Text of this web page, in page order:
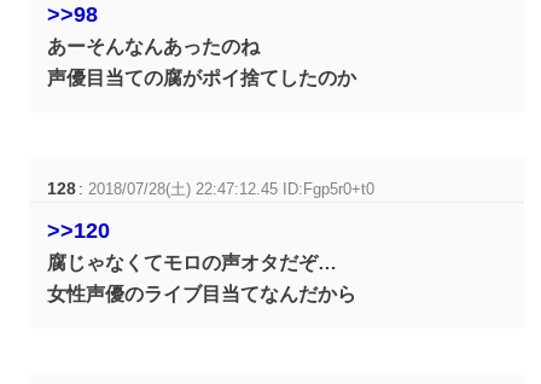
>>98
あーそんなんあったのね
声優目当ての腐がポイ捨てしたのか
128 : 2018/07/28(土) 22:47:12.45 ID:Fgp5r0+t0
>>120
腐じゃなくてモロの声オタだぞ…
女性声優のライブ目当てなんだから